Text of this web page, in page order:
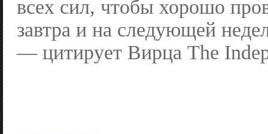
всех сил, чтобы хорошо
завтра и на следующей
— цитирует Вирца The